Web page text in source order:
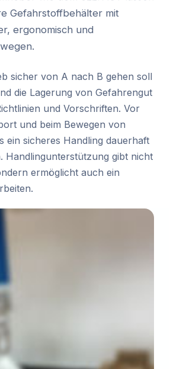
Gefahrstoffbehälter mit
ergonomisch und
sicher von A nach B gehen soll
die Lagerung von Gefahrengut
und Vorschriften. Vor
und beim Bewegen von
ein sicheres Handling dauerhaft
Handlingunterstützung gibt nicht
ermöglicht auch ein